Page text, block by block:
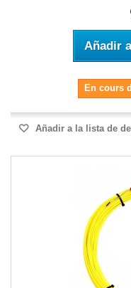
Añadir
En cours
Añadir a la lista de